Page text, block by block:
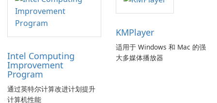
Intel Computing
Improvement
Program
通过英特尔计算改进计划提升
计算机性能
KMPlayer
适用于 Windows 和 Mac 的强
大多媒体播放器